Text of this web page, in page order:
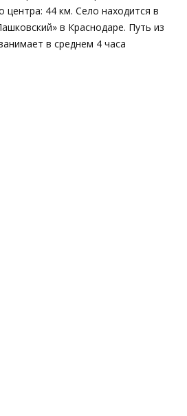
центра: 44 км. Село находится в
в Краснодаре. Путь из
в среднем 4 часа